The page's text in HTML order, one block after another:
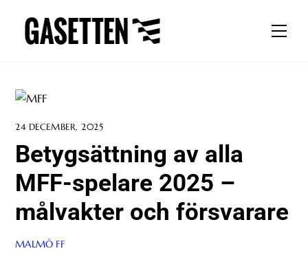
content
24 DECEMBER, 2025
Betygsättning av alla
MFF-spelare 2025 –
målvakter och försvarare
MALMÖ FF